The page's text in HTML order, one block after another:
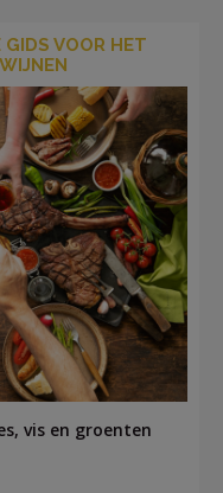
VOOR HET
vis en groenten